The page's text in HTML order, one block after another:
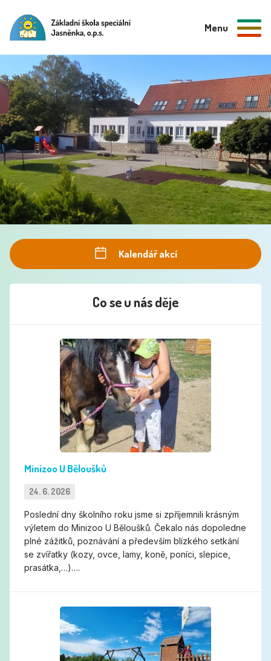
Menu
Kalendář akcí
Co se u nás děje
Minizoo U Běloušků
Minizoo U Běloušků
24. 6. 2026
Poslední dny školního roku jsme si zpříjemnili krásným
výletem do Minizoo U Běloušků. Čekalo nás dopoledne
plné zážitků, poznávání a především blízkého setkání
se zvířatky (kozy, ovce, lamy, koně, poníci, slepice,
prasátka,…)….
Dobrodružství třídy A v Medlově